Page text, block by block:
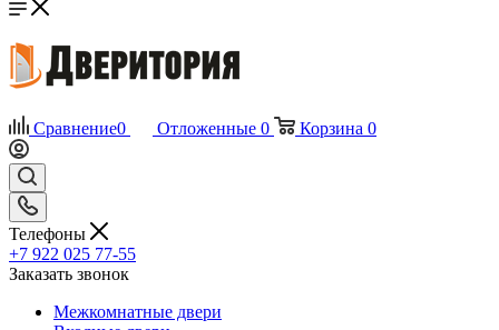
Сравнение0 Отложенные 0 Корзина 0
Телефоны
+7 922 025 77-55
Заказать звонок
Межкомнатные двери